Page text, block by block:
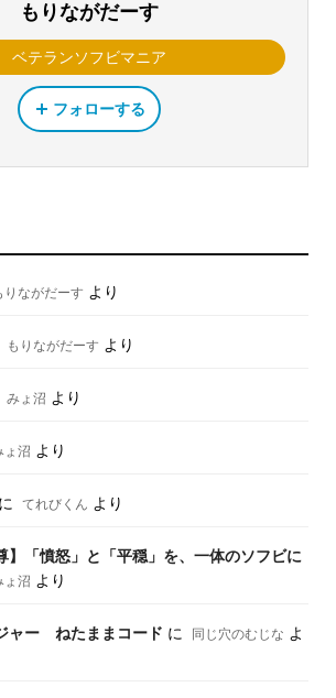
もりながだーす
ベテランソフビマニア
フォローする
りながだーす より
もりながだーす より
みょ沼 より
ょ沼 より
に てれびくん より
】「憤怒」と「平穏」を、一体のソフビに
ょ沼 より
ャー ねたままコード に 同じ穴のむじな よ